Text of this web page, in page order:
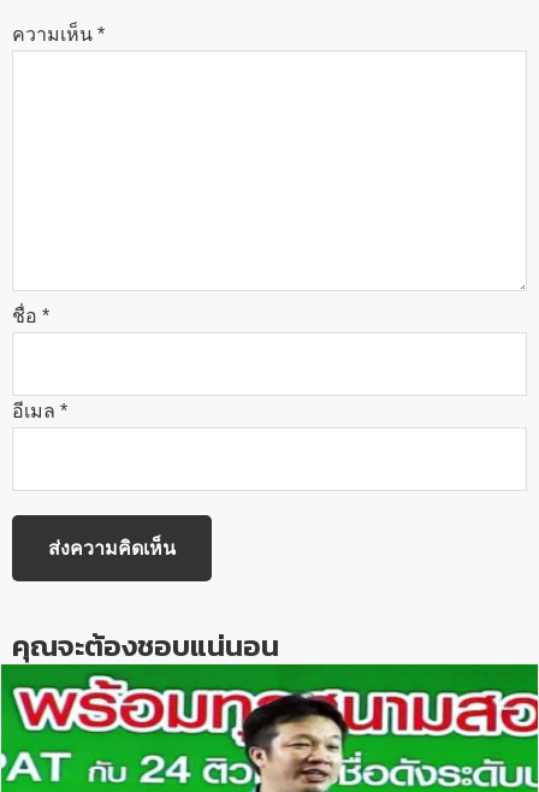
ความเห็น *
ชื่อ *
อีเมล *
คุณจะต้องชอบแน่นอน